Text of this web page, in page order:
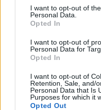
consent section.
I want to opt-out of
Personal Data.
Opted In
I want to opt-out of
Personal Data for
Opted In
I want to opt-out of
Retention, Sale, and/
Personal Data that Is
Purposes for which it
Opted Out
RELAZIONI E FAMIGLIA